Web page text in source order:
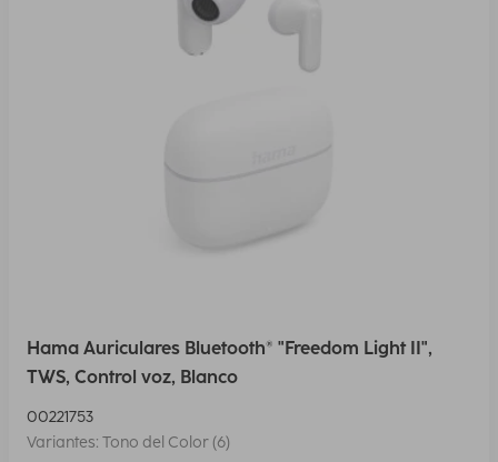
Hama Auriculares Bluetooth® "Freedom Light II",
TWS, Control voz, Blanco
00221753
Variantes: Tono del Color (6)